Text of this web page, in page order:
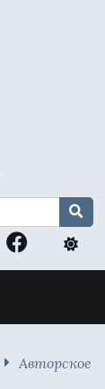
Авторское